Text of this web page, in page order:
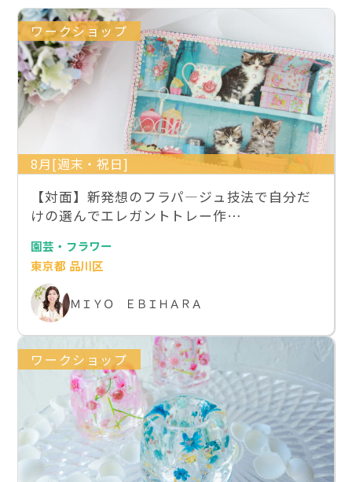
ワークショップ
8月[週末・祝日]
【対面】新発想のフラパ―ジュ技法で自分だ
けの選んでエレガントトレー作…
園芸・フラワー
東京都 品川区
ＭＩＹＯ ＥＢＩＨＡＲＡ
ワークショップ